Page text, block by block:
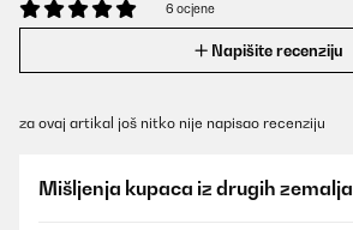
6 ocjene
Napišite recenziju
za ovaj artikal još nitko nije napisao recenziju
Mišljenja kupaca iz drugih zemalja